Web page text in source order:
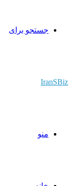
جستجو برای
IranSBiz
منو